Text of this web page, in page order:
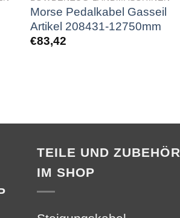
Morse Pedalkabel Gasseil
Artikel 208431-12750mm
€83,42
TEILE UND ZUBEHÖR
IM SHOP